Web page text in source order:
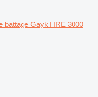
battage Gayk HRE 3000